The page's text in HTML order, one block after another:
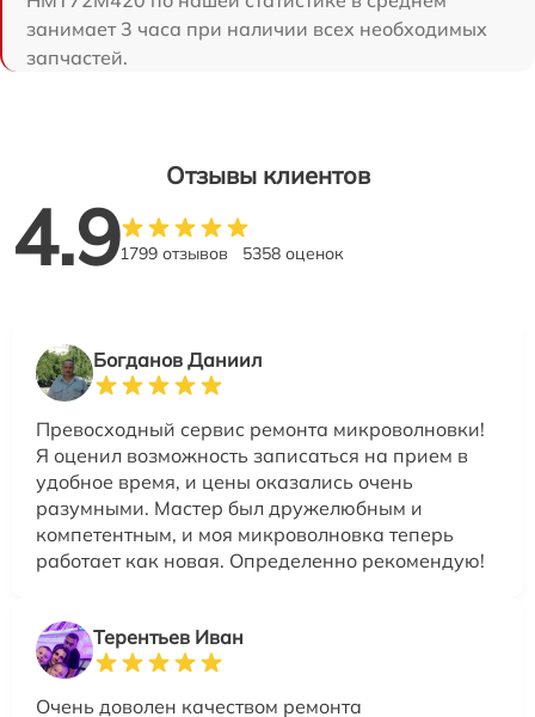
занимает 3 часа при наличии всех необходимых
запчастей.
Отзывы клиентов
4.91799 отзывов 5358 оценок
Богданов Даниил
Превосходный сервис ремонта микроволновки!
Я оценил возможность записаться на прием в
удобное время, и цены оказались очень
разумными. Мастер был дружелюбным и
компетентным, и моя микроволновка теперь
работает как новая. Определенно рекомендую!
Терентьев Иван
Очень доволен качеством ремонта